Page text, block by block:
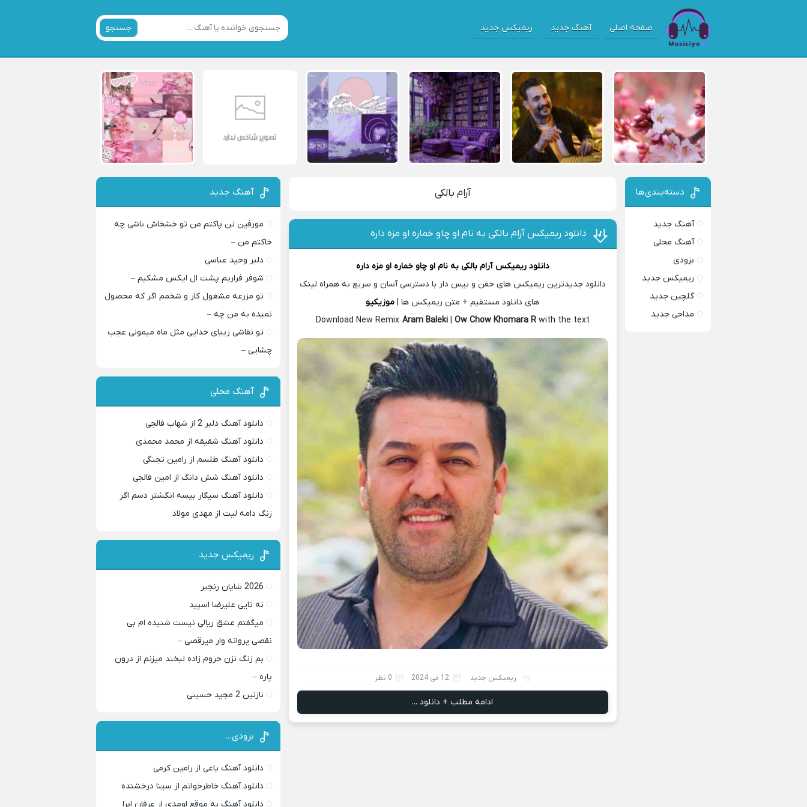
صفحه اصلی آهنگ جدید ریمیکس جدید جستجو
آرام بالکی
دانلود ریمیکس آرام بالکی به نام او چاو خماره او مزه داره
دانلود ریمیکس آرام بالکی به نام او چاو خماره او مزه داره
دانلود جدیدترین ریمیکس های خفن و بیس دار با دسترسی آسان و سریع به همراه لینک
های دانلود مستقیم + متن ریمیکس ها | موزیکیو
Download New Remix Aram Baleki| Ow Chow Khomara R with the text
ریمیکس جدید 12 می 2024 0 نظر
ادامه مطلب + دانلود ...
دسته‌بندی‌ها
آهنگ جدید
آهنگ محلی
بزودی
ریمیکس جدید
گلچین جدید
مداحی جدید
آهنگ جدید
مورفین تن پاکتم من تو خشخاش باشی چه
خاکتم من –
دلبر وحید عباسی
شوفر فراریم پشت ال ایکس مشکیم –
تو مزرعه مشغول کار و شخمم اگر که محصول
نمیده به من چه –
تو نقاشی زیبای خدایی مثل ماه میمونی عجب
چشایی –
آهنگ محلی
دانلود آهنگ دلبر 2 از شهاب فالجی
دانلود آهنگ شقیقه از محمد محمدی
دانلود آهنگ طلسم از رامین تجنگی
دانلود آهنگ شش دانگ از امین فالجی
دانلود آهنگ سیگار بیسه انگشتر دسم اگر
زنگ دامه لیت از مهدی مولاد
ریمیکس جدید
2026 شایان رنجبر
نه تایی علیرضا اسپید
میگفتم عشق ریالی نیست شنیده ام بی
نقصی پروانه وار میرقصی –
بم زنگ نزن حروم زاده لبخند میزنم از درون
پاره –
نازنین 2 مجید حسینی
بزودی…
دانلود آهنگ یاغی از رامین کرمی
دانلود آهنگ خاطرخواتم از سینا درخشنده
دانلود آهنگ به موقع اومدی از عرفان ابرا